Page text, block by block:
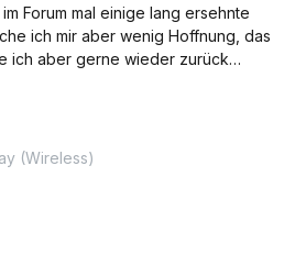
Forum mal einige lang ersehnte
ich mir aber wenig Hoffnung, das
ich aber gerne wieder zurück…
(Wireless)